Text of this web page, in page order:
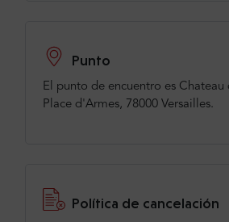
Punto
El punto de encuentro es Chateau
Place d'Armes, 78000 Versailles.
Política de cancelación